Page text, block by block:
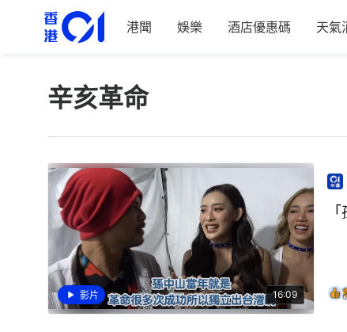
港聞 娛樂 酒店優惠碼 天氣
辛亥革命
影片 16:09